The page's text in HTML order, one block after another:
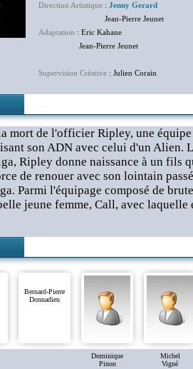
Direction Artistique : Jenny Gerard
Jean-Pierre Jeunet
Adaptation : Eric Kahane
Jean-Pierre Jeunet
Supervision Créative : Julien Corain
mort de l'officier Ripley, une
son ADN avec celui d'un Alien.
Ripley donne naissance à un fils
de renouer avec son lointain
Parmi l'équipage composé de
jeune femme, Call, avec laquelle
Bernard-Pierre
Donnadieu
Dominique
Pinon
Michel
Vigné